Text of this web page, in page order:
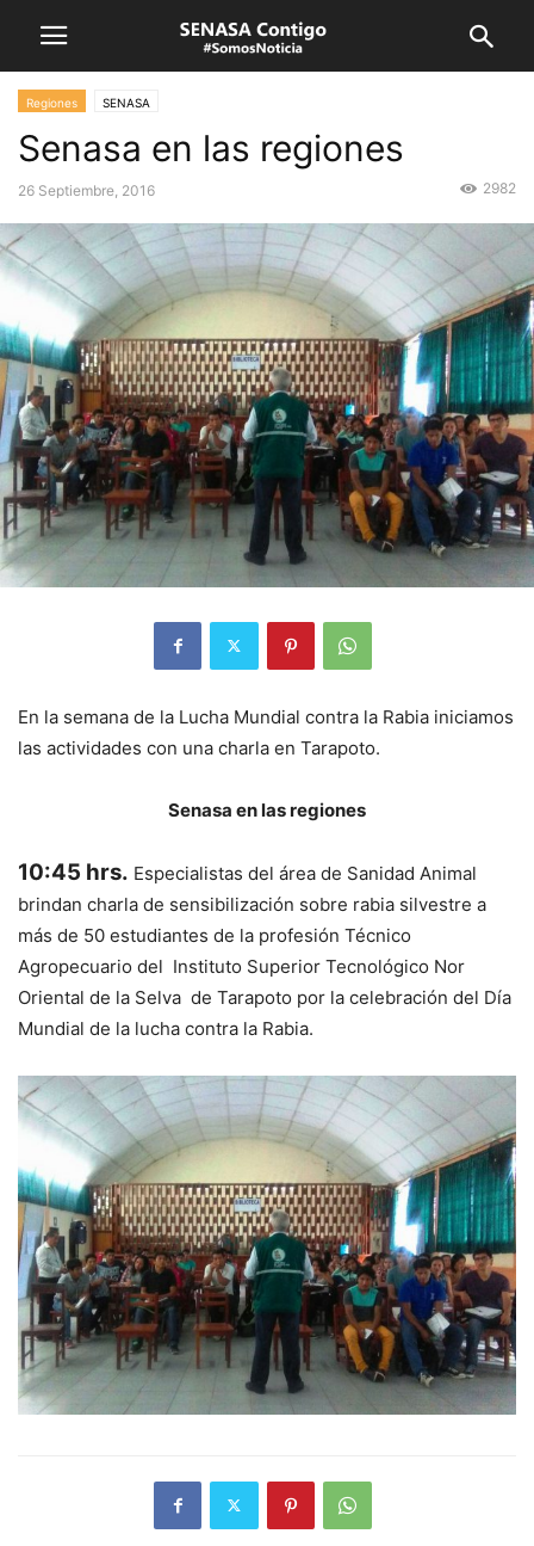
Regiones SENASA
Senasa en las regiones
26 Septiembre, 2016 2982
En la semana de la Lucha Mundial contra la Rabia iniciamos
las actividades con una charla en Tarapoto.
Senasa en las regiones
10:45 hrs. Especialistas del área de Sanidad Animal
brindan charla de sensibilización sobre rabia silvestre a
más de 50 estudiantes de la profesión Técnico
Agropecuario del Instituto Superior Tecnológico Nor
Oriental de la Selva de Tarapoto por la celebración del Día
Mundial de la lucha contra la Rabia.